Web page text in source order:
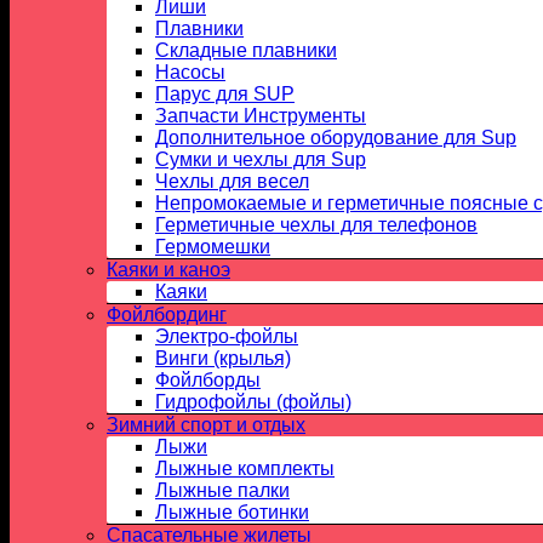
Лиши
Плавники
Складные плавники
Насосы
Парус для SUP
Запчасти Инструменты
Дополнительное оборудование для Sup
Сумки и чехлы для Sup
Чехлы для весел
Непромокаемые и герметичные поясные
Герметичные чехлы для телефонов
Гермомешки
Каяки и каноэ
Каяки
Фойлбординг
Электро-фойлы
Винги (крылья)
Фойлборды
Гидрофойлы (фойлы)
Зимний спорт и отдых
Лыжи
Лыжные комплекты
Лыжные палки
Лыжные ботинки
Спасательные жилеты